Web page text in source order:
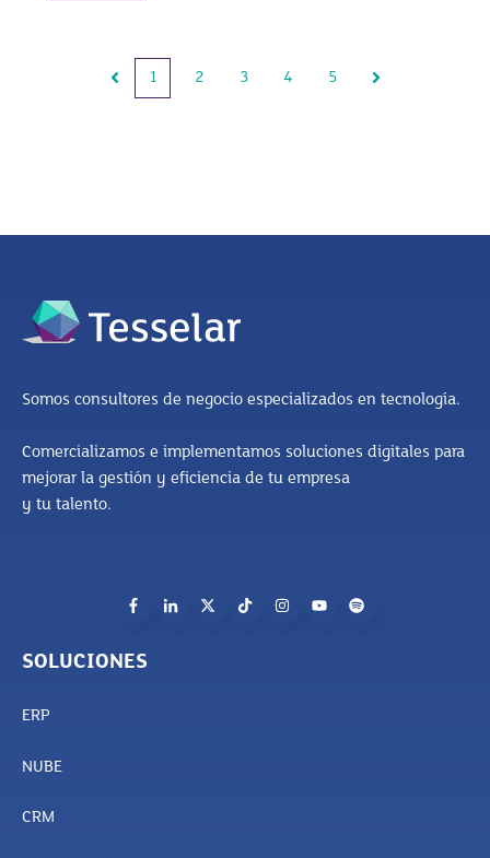
1 2 3 4 5
Somos consultores de negocio especializados en tecnología.
Comercializamos e implementamos soluciones digitales para
mejorar la gestión y eficiencia de tu empresa
y tu talento.
SOLUCIONES
ERP
NUBE
CRM